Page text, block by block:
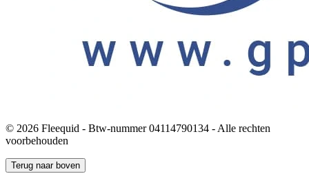
© 2026 Fleequid - Btw-nummer 04114790134 - Alle rechten
voorbehouden
Terug naar boven